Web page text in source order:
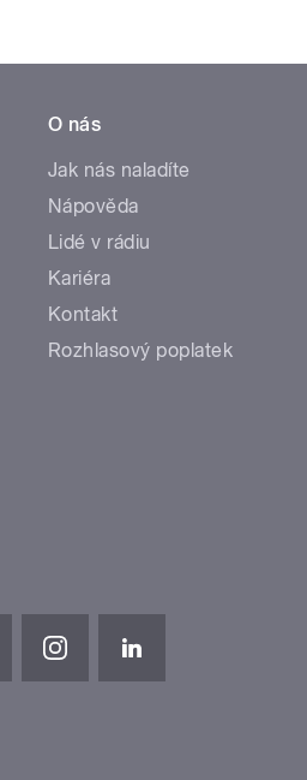
O nás
Jak nás naladíte
Nápověda
Lidé v rádiu
Kariéra
Kontakt
Rozhlasový poplatek